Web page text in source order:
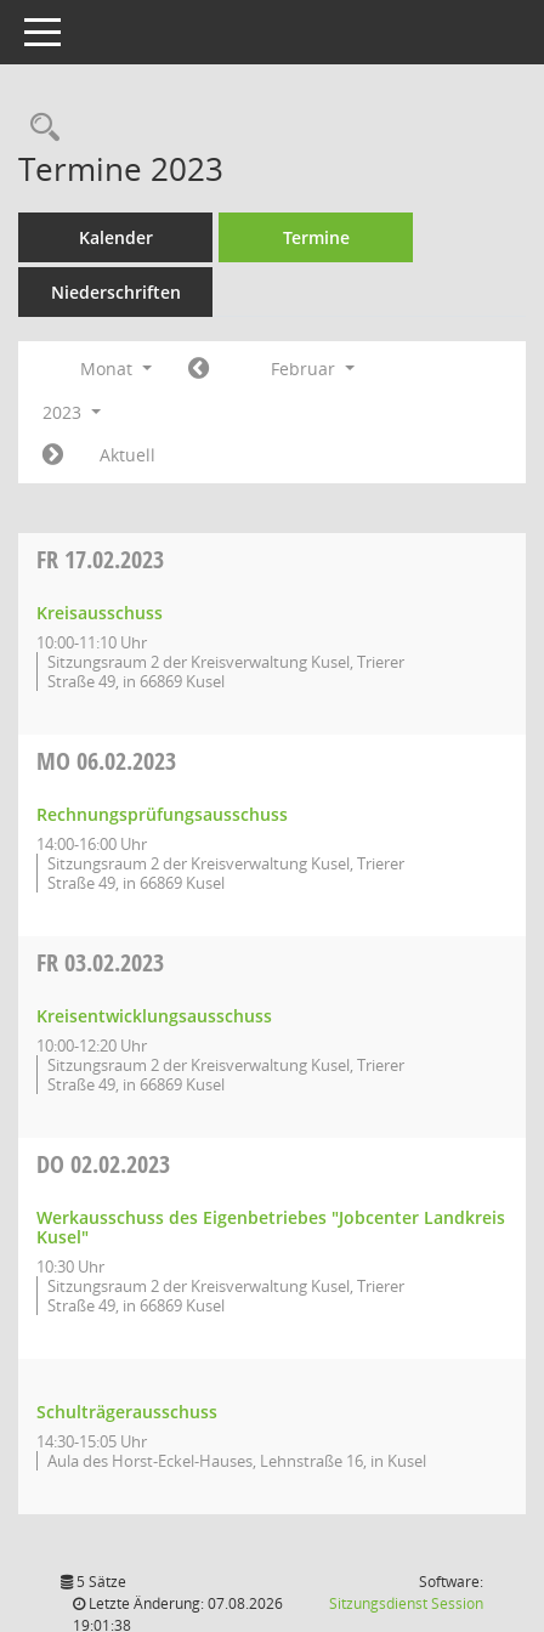
Toggle navigation
Rechercheauswahl
Termine 2023
Kalender Termine
Niederschriften
Monat
Februar
2023
Aktuell
FR 17.02.2023
Kreisausschuss
10:00-11:10 Uhr
Sitzungsraum 2 der Kreisverwaltung Kusel, Trierer
Straße 49, in 66869 Kusel
MO 06.02.2023
Rechnungsprüfungsausschuss
14:00-16:00 Uhr
Sitzungsraum 2 der Kreisverwaltung Kusel, Trierer
Straße 49, in 66869 Kusel
FR03.02.2023
Kreisentwicklungsausschuss
10:00-12:20 Uhr
Sitzungsraum 2 der Kreisverwaltung Kusel, Trierer
Straße 49, in 66869 Kusel
DO 02.02.2023
Werkausschuss des Eigenbetriebes "Jobcenter Landkreis
Kusel"
10:30 Uhr
Sitzungsraum 2 der Kreisverwaltung Kusel, Trierer
Straße 49, in 66869 Kusel
Schulträgerausschuss
14:30-15:05 Uhr
Aula des Horst-Eckel-Hauses, Lehnstraße 16, in Kusel
5 Sätze
Letzte Änderung: 07.08.2026
19:01:38
Software:
SitzungsdienstSession(Wird in